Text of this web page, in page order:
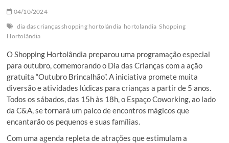
04/10/2024
dia das crianças shopping hortolândia hortolandia Shopping
Hortolândia
O Shopping Hortolândia preparou uma programação especial
para outubro, comemorando o Dia das Crianças com a ação
gratuita “Outubro Brincalhão”. A iniciativa promete muita
diversão e atividades lúdicas para crianças a partir de 5 anos.
Todos os sábados, das 15h às 18h, o Espaço Coworking, ao lado
da C&A, se tornará um palco de encontros mágicos que
encantarão os pequenos e suas famílias.
Com uma agenda repleta de atrações que estimulam a